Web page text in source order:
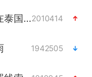
中国籍豪华游艇富商之子在泰国被杀2010414
1942505